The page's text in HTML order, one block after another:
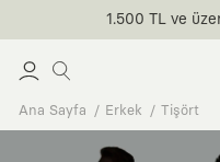
1.500 TL ve
Ana Sayfa Erkek Tişört